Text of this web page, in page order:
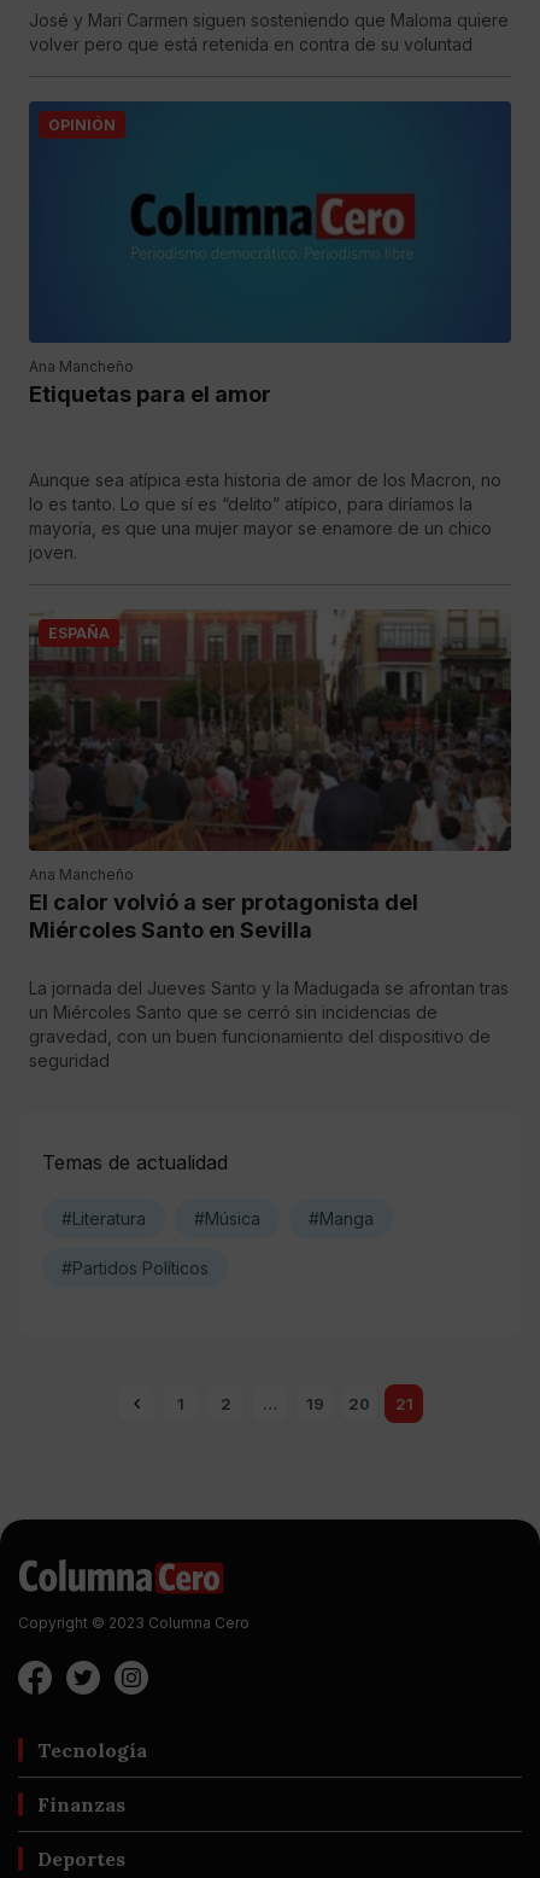
José y Mari Carmen siguen sosteniendo que Maloma quiere
volver pero que está retenida en contra de su voluntad
OPINIÓN
Ana Mancheño
Etiquetas para el amor
Aunque sea atípica esta historia de amor de los Macron, no
lo es tanto. Lo que sí es “delito” atípico, para diríamos la
mayoría, es que una mujer mayor se enamore de un chico
joven.
ESPAÑA
Ana Mancheño
El calor volvió a ser protagonista del
Miércoles Santo en Sevilla
La jornada del Jueves Santo y la Madugada se afrontan tras
un Miércoles Santo que se cerró sin incidencias de
gravedad, con un buen funcionamiento del dispositivo de
seguridad
Temas de actualidad
#Literatura #Música #Manga
#Partidos Políticos
1 2 … 19 20 21
Copyright © 2023 Columna Cero
Tecnología
Finanzas
Deportes